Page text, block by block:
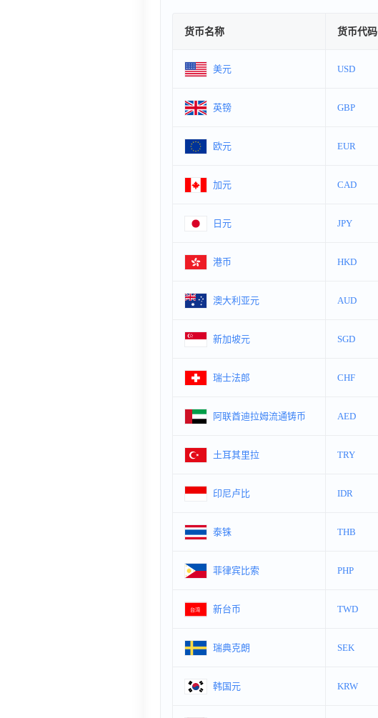
货币名称 货币代码
美元 USD
英镑 GBP
欧元 EUR
加元 CAD
日元 JPY
港币 HKD
澳大利亚元 AUD
新加坡元 SGD
瑞士法郎 CHF
阿联酋迪拉姆流通铸币 AED
土耳其里拉 TRY
印尼卢比 IDR
泰铢 THB
菲律宾比索 PHP
新台币 TWD
瑞典克朗 SEK
韩国元 KRW